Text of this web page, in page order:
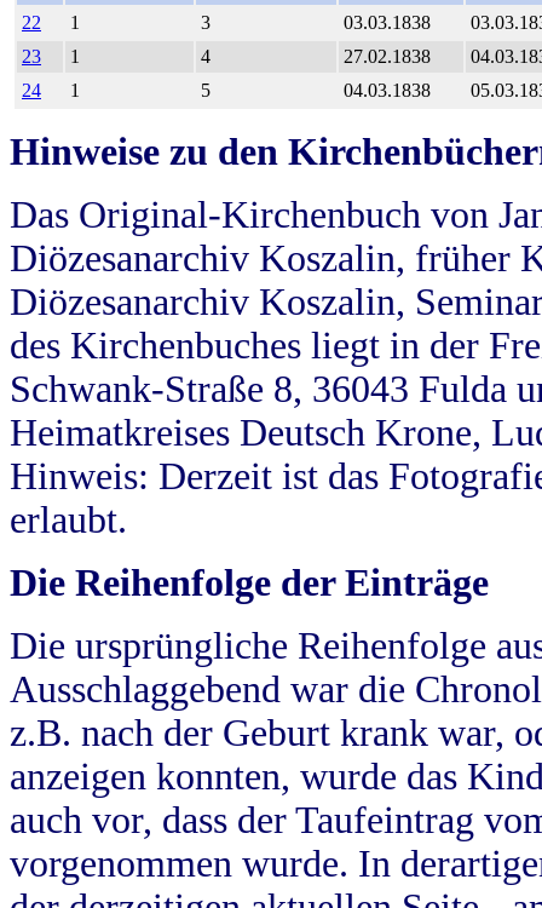
22
1 3 03.03.1838
23
1 4 27.02.1838
24
1 5 04.03.1838
Hinweise zu den
Das Original-Kirchenbuch von
Diözesanarchiv Koszalin, früher
Diözesanarchiv Koszalin,
des Kirchenbuches liegt in der
Schwank-Straße 8, 36043 Fulda
Heimatkreises Deutsch Krone,
Hinweis: Derzeit ist das
erlaubt.
Die Reihenfolge der Einträge
Die ursprüngliche Reihenfolge
Ausschlaggebend war die
z.B. nach der Geburt krank war,
anzeigen konnten, wurde das
auch vor, dass der Taufeintrag
vorgenommen wurde. In